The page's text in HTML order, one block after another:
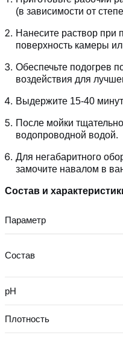
(в зависимости от
Нанесите раствор
поверхность камеры
Обеспечьте подогрев
воздействия для
Выдержите 15-40
После мойки
водопроводной водой.
Для негабаритного
замочите навалом в
Состав и
Параметр
Состав
pH
Плотность